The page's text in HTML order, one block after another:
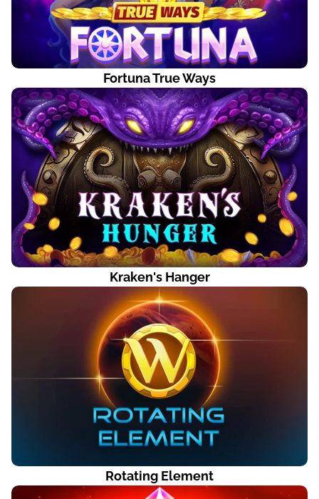
Fortuna True Ways
Kraken's Hanger
Rotating Element